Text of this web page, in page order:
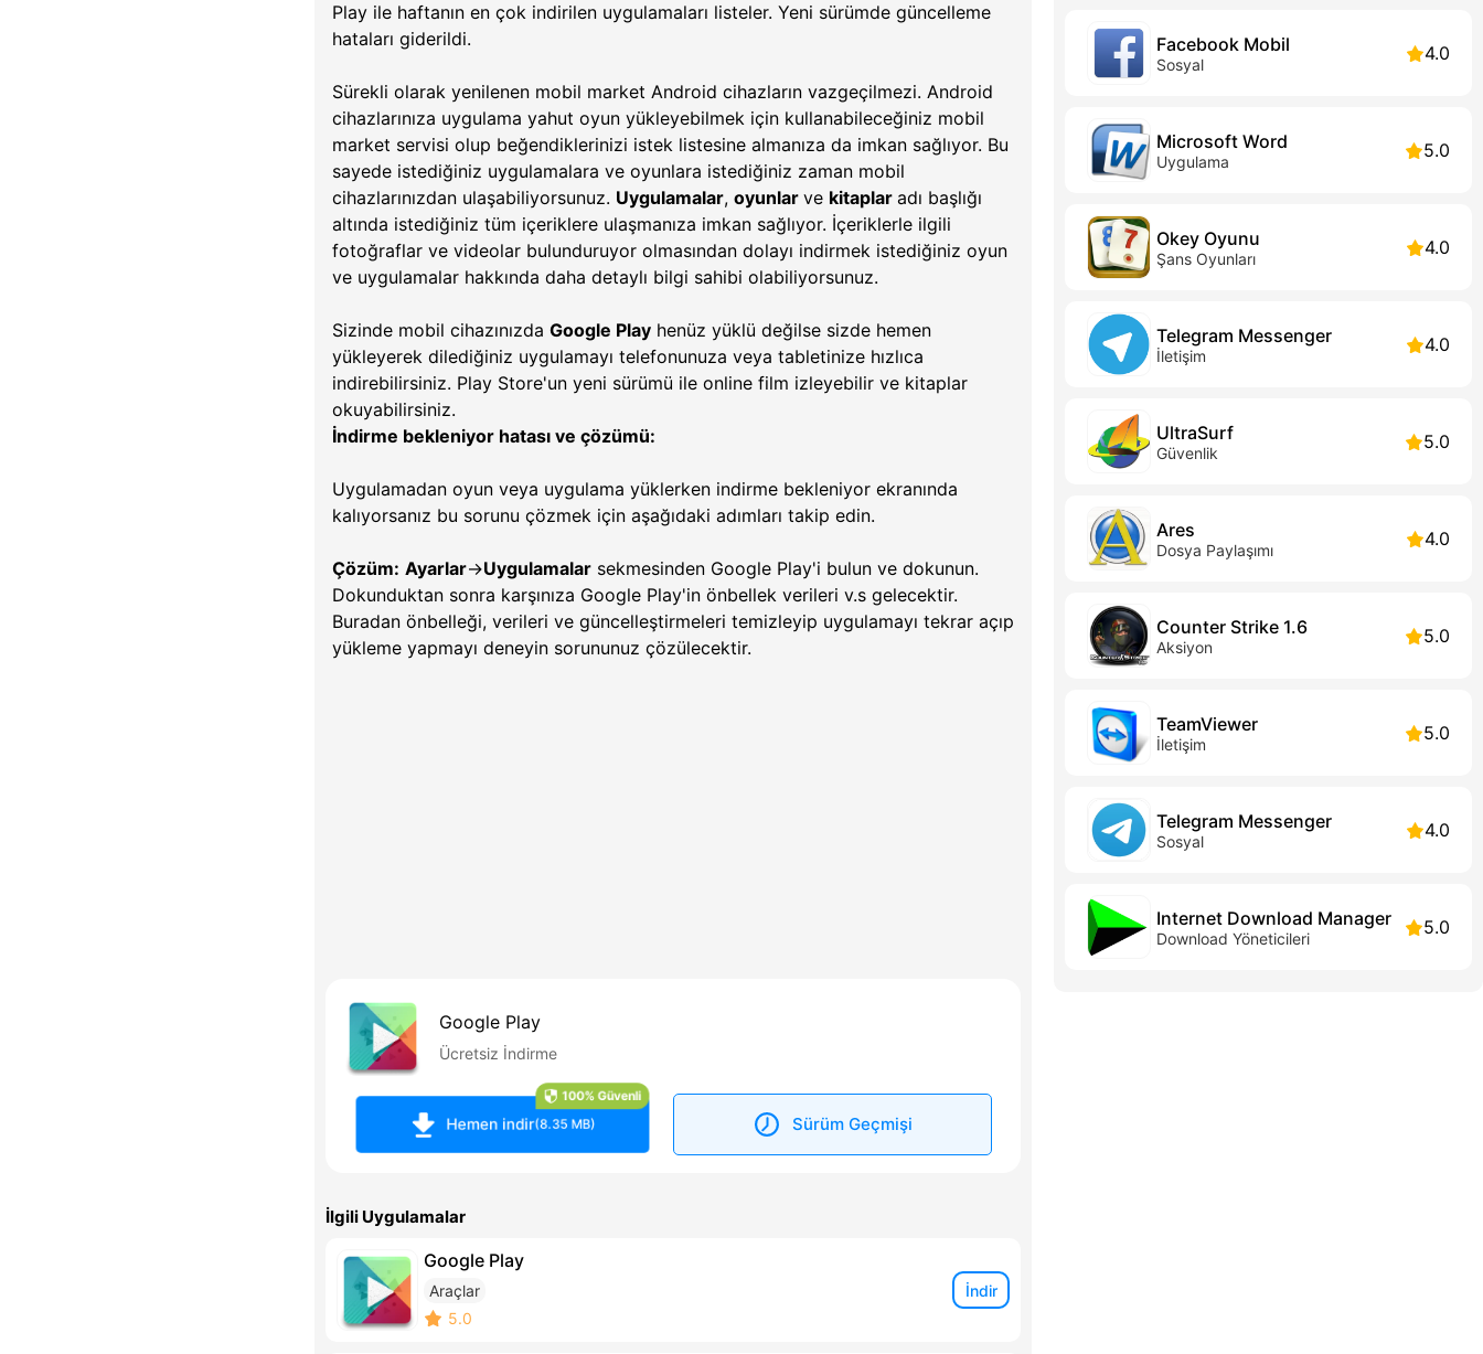
Play ile haftanın en çok indirilen uygulamaları listeler. Yeni sürümde güncelleme
hataları giderildi.
Sürekli olarak yenilenen mobil market Android cihazların vazgeçilmezi. Android
cihazlarınıza uygulama yahut oyun yükleyebilmek için kullanabileceğiniz mobil
market servisi olup beğendiklerinizi istek listesine almanıza da imkan sağlıyor. Bu
sayede istediğiniz uygulamalara ve oyunlara istediğiniz zaman mobil
cihazlarınızdan ulaşabiliyorsunuz. Uygulamalar, oyunlar ve kitaplar adı başlığı
altında istediğiniz tüm içeriklere ulaşmanıza imkan sağlıyor. İçeriklerle ilgili
fotoğraflar ve videolar bulunduruyor olmasından dolayı indirmek istediğiniz oyun
ve uygulamalar hakkında daha detaylı bilgi sahibi olabiliyorsunuz.
Sizinde mobil cihazınızda Google Play henüz yüklü değilse sizde hemen
yükleyerek dilediğiniz uygulamayı telefonunuza veya tabletinize hızlıca
indirebilirsiniz. Play Store'un yeni sürümü ile online film izleyebilir ve kitaplar
okuyabilirsiniz.
İndirme bekleniyor hatası ve çözümü:
Uygulamadan oyun veya uygulama yüklerken indirme bekleniyor ekranında
kalıyorsanız bu sorunu çözmek için aşağıdaki adımları takip edin.
Çözüm: Ayarlar->Uygulamalar sekmesinden Google Play'i bulun ve dokunun.
Dokunduktan sonra karşınıza Google Play'in önbellek verileri v.s gelecektir.
Buradan önbelleği, verileri ve güncelleştirmeleri temizleyip uygulamayı tekrar açıp
yükleme yapmayı deneyin sorununuz çözülecektir.
Google Play
Ücretsiz İndirme
Hemen indir(8.35 MB)
100% Güvenli
Sürüm Geçmişi
İlgili Uygulamalar
Google Play
Araçlar
5.0
İndir
Facebook Mobil
Sosyal 4.0
Microsoft Word
Uygulama 5.0
Okey Oyunu
Şans Oyunları 4.0
Telegram Messenger
İletişim 4.0
UltraSurf
Güvenlik 5.0
Ares
Dosya Paylaşımı 4.0
Counter Strike 1.6
Aksiyon 5.0
TeamViewer
İletişim 5.0
Telegram Messenger
Sosyal 4.0
Internet Download Manager
Download Yöneticileri 5.0